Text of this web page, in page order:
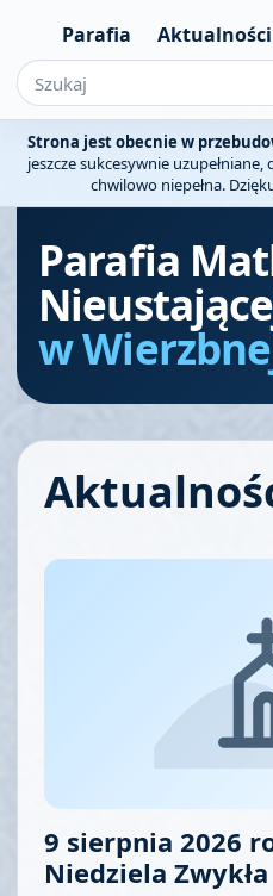
Parafia Aktualności
Strona jest obecnie w
jeszcze sukcesywnie
chwilowo niepełna.
Parafia
w
9 sierpnia 2026
Niedziela Zwykła